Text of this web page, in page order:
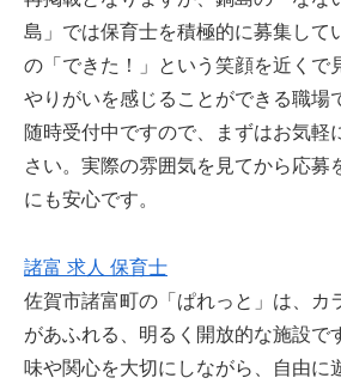
島」では保育士を積極的に募集して
の「できた！」という笑顔を近くで
やりがいを感じることができる職場
随時受付中ですので、まずはお気軽
さい。実際の雰囲気を見てから応募
にも安心です。
諸富 求人 保育士
佐賀市諸富町の「ぱれっと」は、カ
があふれる、明るく開放的な施設で
味や関心を大切にしながら、自由に